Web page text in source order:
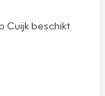
Cuijk beschikt